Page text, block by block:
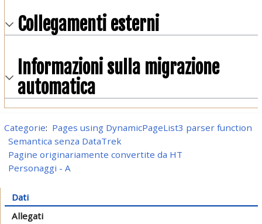
Collegamenti esterni
Informazioni sulla migrazione
automatica
Categorie: Pages using DynamicPageList3 parser function
Semantica senza DataTrek
Pagine originariamente convertite da HT
Personaggi - A
Dati
Allegati